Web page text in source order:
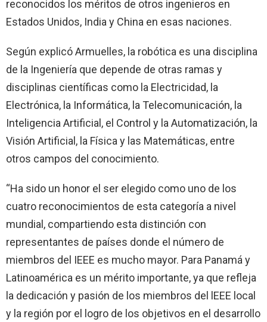
reconocidos los méritos de otros ingenieros en
Estados Unidos, India y China en esas naciones.
Según explicó Armuelles, la robótica es una disciplina
de la Ingeniería que depende de otras ramas y
disciplinas científicas como la Electricidad, la
Electrónica, la Informática, la Telecomunicación, la
Inteligencia Artificial, el Control y la Automatización, la
Visión Artificial, la Física y las Matemáticas, entre
otros campos del conocimiento.
“Ha sido un honor el ser elegido como uno de los
cuatro reconocimientos de esta categoría a nivel
mundial, compartiendo esta distinción con
representantes de países donde el número de
miembros del IEEE es mucho mayor. Para Panamá y
Latinoamérica es un mérito importante, ya que refleja
la dedicación y pasión de los miembros del lEEE local
y la región por el logro de los objetivos en el desarrollo